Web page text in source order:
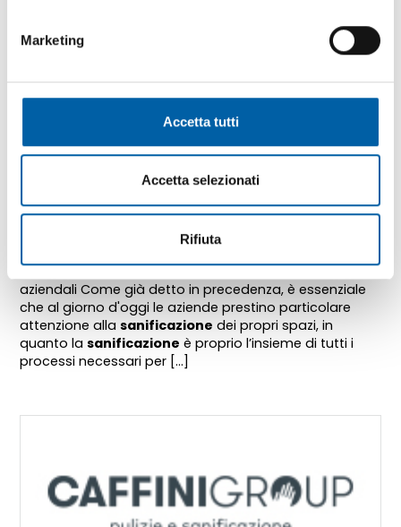
Marketing
Accetta tutti
Accetta selezionati
Rifiuta
sanificazioni aziendali
https://www.caffinigroup.it/it-it/sanificazioni-
Tag directory >sanificazioniaziendalisanificazioni
aziendali Come già detto in precedenza, è essenziale
che al giorno d'oggi le aziende prestino particolare
attenzione allasanificazione dei propri spazi, in
quanto lasanificazione è proprio l’insieme di tutti i
processi necessari per [...]